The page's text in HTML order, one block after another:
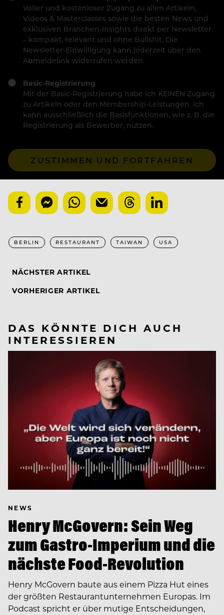
Voller und kostenloser Zugang zu allen Artikeln,
Videos & Masterclasses sowie die besten News und
exklusiven Branchen-Insights direkt per Newsletter
– kompakt, relevant und ohne Bullshit. Die
Newsletter-Einwilligung kann jederzeit über den
Abmeldelink widerrufen werden.
Basic-Registrierung
Mit der Basic-Registrierung habe ich KEINEN Zugang
zu Artikeln oder den Membership-Leistungen. Ich
kann ausschließlich die Basisfunktionen, wie z. B. die
Registrierung als Bewerber, nutzen.
ZUSTIMMEN UND FORTFAHREN
BERLIN RESTAURANT TAIWAN USA
NÄCHSTER ARTIKEL
VORHERIGER ARTIKEL
DAS KÖNNTE DICH AUCH
INTERESSIEREN
NEWS
Henry McGovern: Sein Weg
zum Gastro-Imperium und die
nächste Food-Revolution
Henry McGovern baute aus einem Pizza Hut eines
der größten Restaurantunternehmen Europas. Im
Podcast spricht er über mutige Entscheidungen,